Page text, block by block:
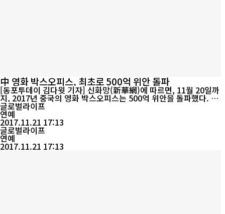
中 영화 박스오피스, 최초로 500억 위안 돌파
[동포투데이 김다윗 기자] 신화망(新華網)에 따르면, 11월 20일까
지, 2017년 중국의 영화 박스오피스는 500억 위안을 돌파했다. 중
국의 영화 박스오피스는 올해 처음으로 500억 위안 선을 넘었다. 국
가신문출판광전총국 영화국 데이터에 따르면 11월 20일 18시 57분
까지, 전국의 영화관람객 수는 동기대비 15% 증가한 연인원 14억
4,800만명, 박스오피스 총 금액 가운데 국산영화는 52.4%를 차지
한 262억 위안을 기록했다...
글로벌라이프
연예
2017.11.21 17:13
글로벌라이프
연예
2017.11.21 17:13